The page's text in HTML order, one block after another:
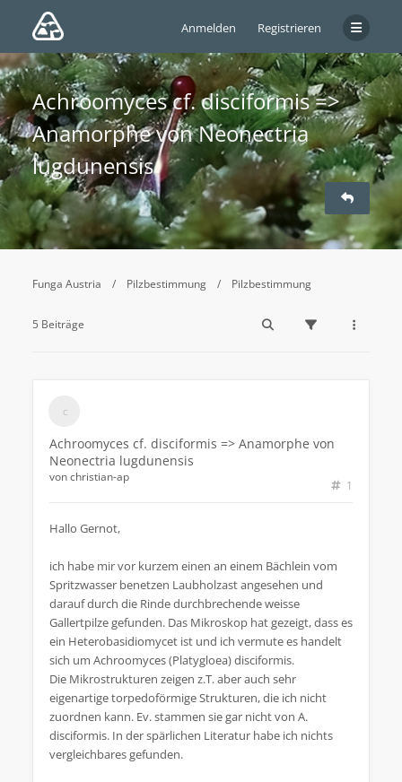
Anmelden Registrieren
Achroomyces cf. disciformis =>
Anamorphe von Neonectria
lugdunensis
Funga Austria Pilzbestimmung Pilzbestimmung
5 Beiträge
Achroomyces cf. disciformis => Anamorphe von
Neonectria lugdunensis
1
vonchristian-ap
Hallo Gernot,
ich habe mir vor kurzem einen an einem Bächlein vom
Spritzwasser benetzen Laubholzast angesehen und
darauf durch die Rinde durchbrechende weisse
Gallertpilze gefunden. Das Mikroskop hat gezeigt, dass es
ein Heterobasidiomycet ist und ich vermute es handelt
sich um Achroomyces (Platygloea) disciformis.
Die Mikrostrukturen zeigen z.T. aber auch sehr
eigenartige torpedoförmige Strukturen, die ich nicht
zuordnen kann. Ev. stammen sie gar nicht von A.
disciformis. In der spärlichen Literatur habe ich nichts
vergleichbares gefunden.